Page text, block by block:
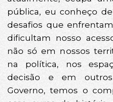
pública, eu conheço
desafios que
dificultam nosso
não só em nossos
na política, nos
decisão e em
Governo, temos o